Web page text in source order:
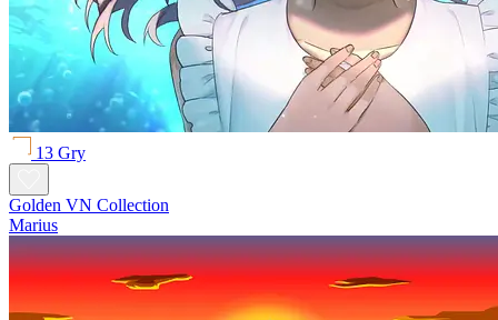
13 Gry
Golden VN Collection
Marius